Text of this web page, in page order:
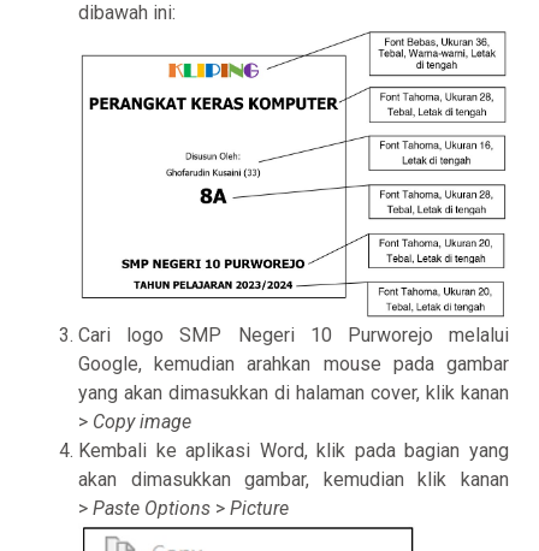
dibawah ini:
Cari logo SMP Negeri 10 Purworejo melalui
Google, kemudian arahkan mouse pada gambar
yang akan dimasukkan di halaman cover, klik kanan
> Copy image
Kembali ke aplikasi Word, klik pada bagian yang
akan dimasukkan gambar, kemudian klik kanan
> Paste Options > Picture